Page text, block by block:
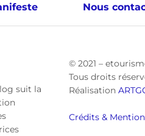
Nous
suit la
© 2021 –
Tous droits
Réalisation
Crédits &